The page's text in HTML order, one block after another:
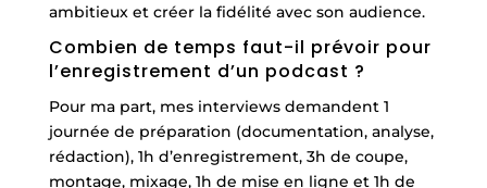
ambitieux et créer la fidélité avec son audience.
Combien de temps faut-il prévoir pour
l’enregistrement d’un podcast ?
Pour ma part, mes interviews demandent 1
journée de préparation (documentation, analyse,
rédaction), 1h d’enregistrement, 3h de coupe,
montage, mixage, 1h de mise en ligne et 1h de